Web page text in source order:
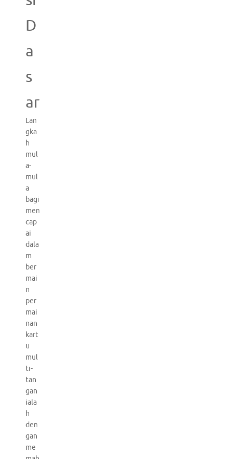
D
a
s
ar
Lan
gka
h
mul
a-
mul
a
bagi
men
cap
ai
dala
m
ber
mai
n
per
mai
nan
kart
u
mul
ti-
tan
gan
iala
h
den
gan
me